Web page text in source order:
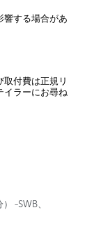
響する場合があ
付費は正規リ
イラーにお尋ね
–SWB、